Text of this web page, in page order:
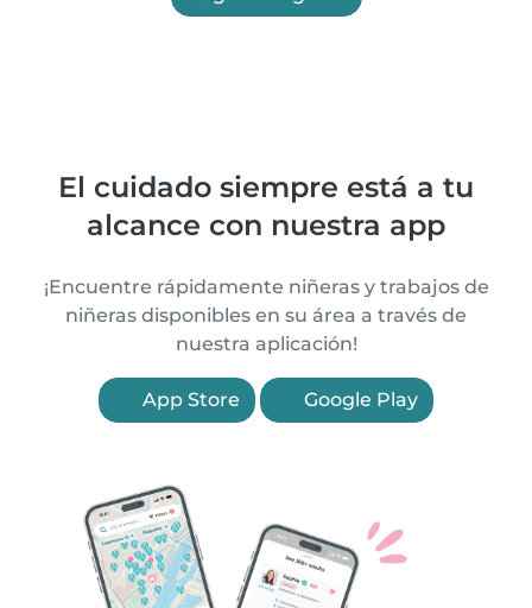
El cuidado siempre está a tu
alcance con nuestra app
¡Encuentre rápidamente niñeras y trabajos de
niñeras disponibles en su área a través de
nuestra aplicación!
App Store Google Play